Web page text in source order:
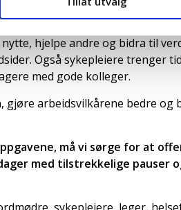
hjelpe andre og bidra til
Også sykepleiere trenger
med gode kolleger.
arbeidsvilkårene bedre og
må vi sørge for at
med tilstrekkelige pauser